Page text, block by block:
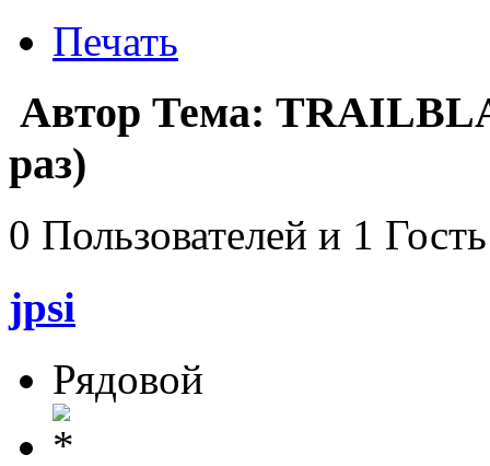
Печать
Автор Тема:
раз)
0 Пользователей и 1
jpsi
Рядовой